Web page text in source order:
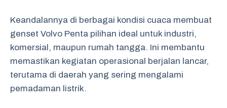
Keandalannya di berbagai kondisi cuaca membuat
genset Volvo Penta pilihan ideal untuk industri,
komersial, maupun rumah tangga. Ini membantu
memastikan kegiatan operasional berjalan lancar,
terutama di daerah yang sering mengalami
pemadaman listrik.